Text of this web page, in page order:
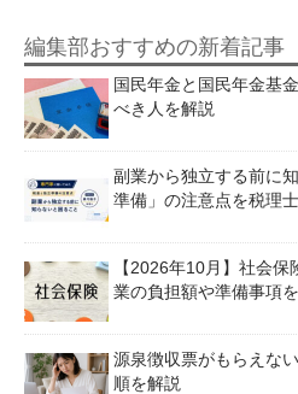
編集部おすすめの新着記事
国民年金と国民年金基
べき人を解説
副業から独立する前に
準備」の注意点を税理
【2026年10月】社会
業の負担額や準備事項
源泉徴収票がもらえな
順を解説